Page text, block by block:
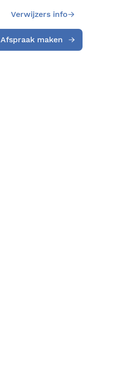
Verwijzers info
Afspraak maken